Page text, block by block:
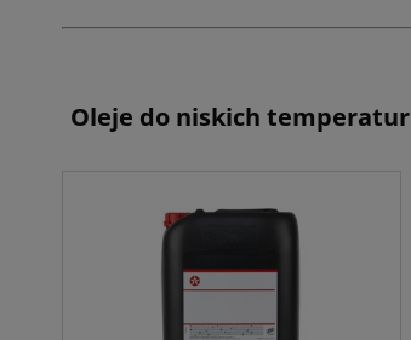
Oleje do niskich temperatur